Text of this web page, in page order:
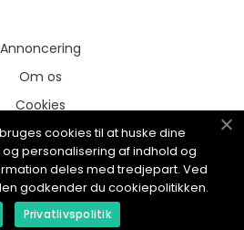
Annoncering
Om os
Cookies
Kontakt os
Sitemap
cookies til at huske dine
og personalisering af indhold og
deles med tredjepart. Ved
godkender du cookiepolitikken.
Privatlivspolitik